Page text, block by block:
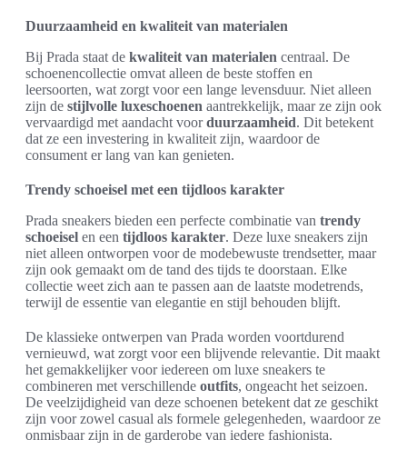
Duurzaamheid en kwaliteit van materialen
Bij Prada staat de kwaliteit van materialen centraal. De
schoenencollectie omvat alleen de beste stoffen en
leersoorten, wat zorgt voor een lange levensduur. Niet alleen
zijn de stijlvolle luxeschoenen aantrekkelijk, maar ze zijn ook
vervaardigd met aandacht voorduurzaamheid. Dit betekent
dat ze een investering in kwaliteit zijn, waardoor de
consument er lang van kan genieten.
Trendy schoeisel met een tijdloos karakter
Prada sneakers bieden een perfecte combinatie van trendy
schoeisel en een tijdloos karakter. Deze luxe sneakers zijn
niet alleen ontworpen voor de modebewuste trendsetter, maar
zijn ook gemaakt om de tand des tijds te doorstaan. Elke
collectie weet zich aan te passen aan de laatste modetrends,
terwijl de essentie van elegantie en stijl behouden blijft.
De klassieke ontwerpen van Prada worden voortdurend
vernieuwd, wat zorgt voor een blijvende relevantie. Dit maakt
het gemakkelijker voor iedereen om luxe sneakers te
combineren met verschillende outfits, ongeacht het seizoen.
De veelzijdigheid van deze schoenen betekent dat ze geschikt
zijn voor zowel casual als formele gelegenheden, waardoor ze
onmisbaar zijn in de garderobe van iedere fashionista.